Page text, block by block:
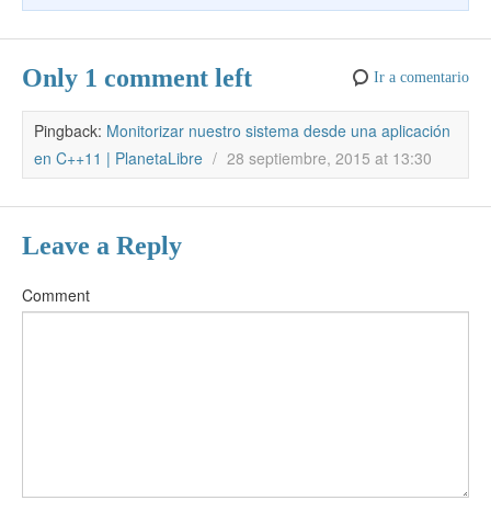
Only 1 comment left Ir a comentario
Pingback: Monitorizar nuestro sistema desde una aplicación
en C++11 | PlanetaLibre / 28 septiembre, 2015 at 13:30
Leave a Reply
Comment